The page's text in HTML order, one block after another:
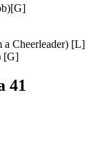
a Cheerleader) [L]
[G]
41